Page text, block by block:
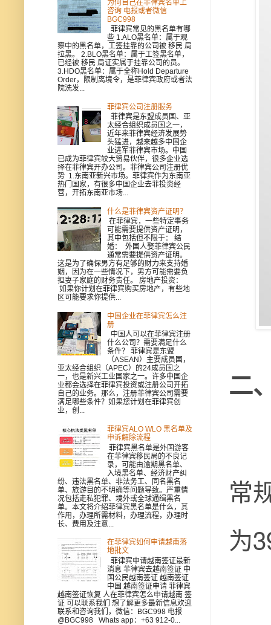
二
常
为
为何自己在菲律宾名单上
咨询 电报或者微信
BGC998
菲律宾常见的黑名单有哪
些 1.ALO黑名单：属于观
察中的黑名单，工签挂靠的公司被 移民 局
拉黑。 2.BLO黑名单：属于工签黑名单，
已经被 移民 局证实属于挂靠公司的员。
3.HDO黑名单：属于全称Hold Departure
Order，限制离境令，是菲律宾政府或者法
院洗发...
菲律宾公司注册服务
菲律宾是东盟成员国、亚
太经合组织成员国之一，
近年来菲律宾经济发展势
头猛进，越来越多中国企
业进军菲律宾市场。中国
已成为菲律宾较大贸易伙伴，很多企业选
择在菲律宾开办公司。菲律宾公司注册优
势 1.东南亚新兴市场。菲律宾作为东南亚
热门国家，有很多中国企业去菲投资经
营，开拓东南亚市场...
什么是菲律宾资产证明？
在菲律宾，一些特定事务
可能需要提供资产证明，
其中包括但不限于： 结
婚： 外国人娶菲律宾公民
通常需要提供资产证明。
这是为了确保男方有足够的财力来支持婚
姻，因为在一些情况下，男方可能需要负
担妻子家庭的财务责任。 房地产投资：
如果你计划在菲律宾购买房地产，有些地
区可能要求你提供...
中国企业在菲律宾怎么注
册
中国人可以在菲律宾注册
什么公司？需要满足什么
条件？ 菲律宾是东盟
（ASEAN）主要成员国，
亚太经合组织（APEC）的24成员国之
一，也是新兴工业国家之一。许多中国企
业都会选择在菲律宾投资或注册公司开拓
自己的业务。那么，注册菲律宾公司需要
满足哪些条件？如果您计划在菲律宾创
业，创...
菲律宾ALO WLO 黑名单及
申诉解除流程
菲律宾黑名单是外国游客
在菲律宾移民局的不良记
录，可能由逾期黑名单、
入境黑名单、经济财产纠
纷、违法黑名单、非法务工、同名黑名
单、旅游目的不明确等问题导致。严重情
况包括走私犯罪、境外或全球通缉黑名
单。本文将介绍菲律宾黑名单是什么，其
作用，办理所需材料，办理流程，办理时
长、费用及注意...
在菲律宾如何申请越南落
地批文
菲律宾申请越南签证最新
消息 菲律宾去越南签证 中
国公民越南签证 越南签证
中国 越南签证申请 菲律宾
越南签证恢复 人在菲律宾怎么申请越南 签
证 可以联系我们 想了解更多最新信息欢迎
联系和咨询我们，微信：BGC998 电报
@BGC998 Whats app：+63 912-0...